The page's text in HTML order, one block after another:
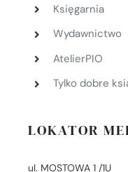
Księgarnia
Wydawnictwo
AtelierPIO
Tylko dobre
LOKATOR
ul. MOSTOWA 1 /1U